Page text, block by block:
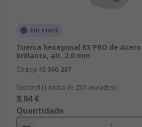
Em stock
Tuerca hexagonal RS PRO de
brillante, alt. 2.0 mm
Código RS 560-287
Subtotal (1 bolsa de 250 unidades)
8,04 €
Quantidade